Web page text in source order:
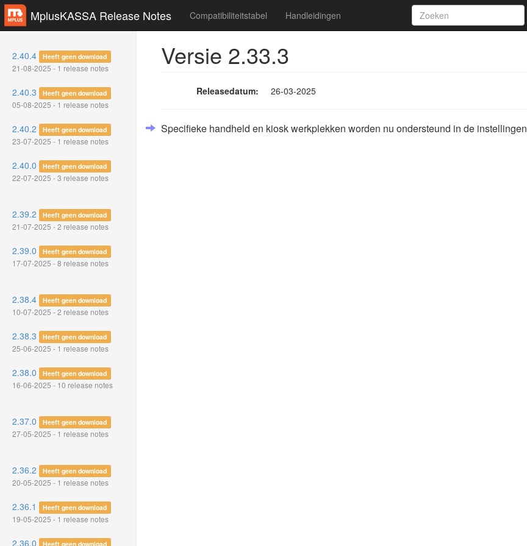
MplusKASSA Release Notes Compatibiliteitstabel Handleidingen
2.40.4 Heeft geen download
21-08-2025 - 1 release notes
2.40.3 Heeft geen download
05-08-2025 - 1 release notes
2.40.2 Heeft geen download
23-07-2025 - 1 release notes
2.40.0 Heeft geen download
22-07-2025 - 3 release notes
2.39.2 Heeft geen download
21-07-2025 - 2 release notes
2.39.0 Heeft geen download
17-07-2025 - 8 release notes
2.38.4 Heeft geen download
10-07-2025 - 2 release notes
2.38.3 Heeft geen download
25-06-2025 - 1 release notes
2.38.0 Heeft geen download
16-06-2025 - 10 release notes
2.37.0 Heeft geen download
27-05-2025 - 1 release notes
2.36.2 Heeft geen download
20-05-2025 - 1 release notes
2.36.1 Heeft geen download
19-05-2025 - 1 release notes
2.36.0 Heeft geen download
Versie 2.33.3
Releasedatum: 26-03-2025
Specifieke handheld en kiosk werkplekken worden nu ondersteund in de instellingen